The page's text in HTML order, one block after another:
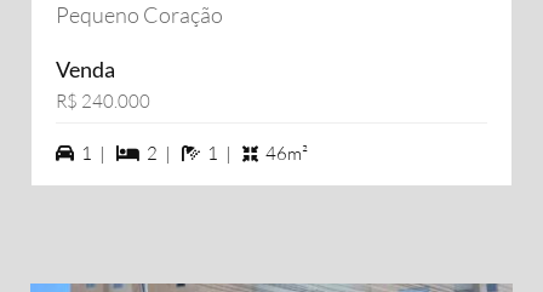
Pequeno Coração
Venda
R$ 240.000
1 vagas na garagem
1 | 2 dormiórios
2 | 1 banheiros
1 | 46m²